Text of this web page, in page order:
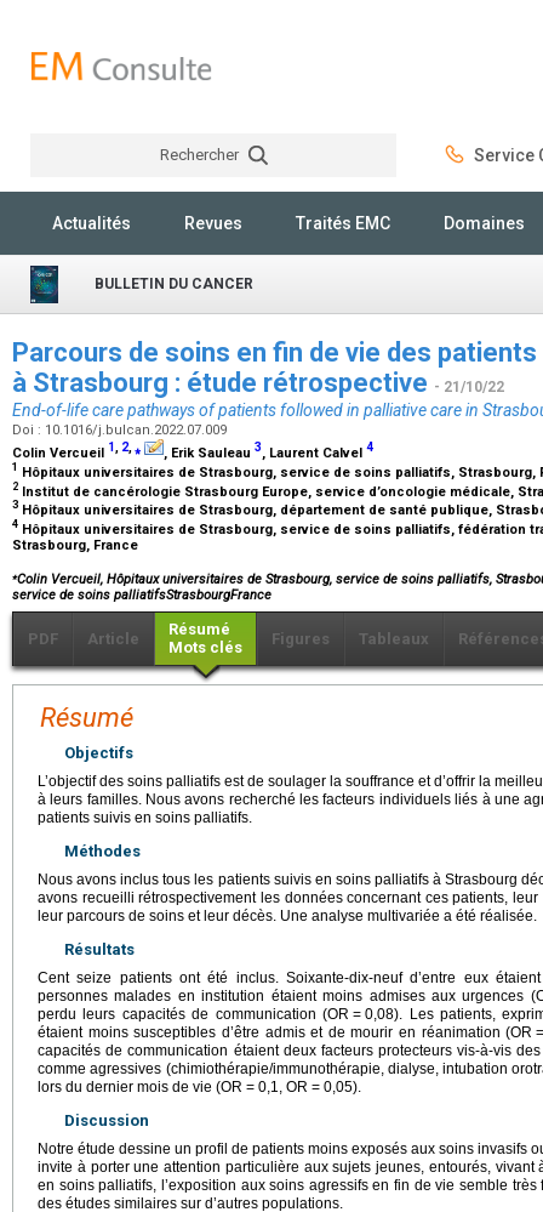
Rechercher Service
Actualités Revues Traités EMC Domaines
BULLETIN DU CANCER
Parcours de soins en fin de vie des
à Strasbourg : étude rétrospective - 21/10/22
End-of-life care pathways of patients followed in palliative care in
Doi : 10.1016/j.bulcan.2022.07.009
Colin Vercueil 1, 2,⁎ , Erik Sauleau 3, Laurent Calvel 4
1 Hôpitaux universitaires de Strasbourg, service de soins palliatifs, Strasbourg,
2 Institut de cancérologie Strasbourg Europe, service d’oncologie médicale,
3 Hôpitaux universitaires de Strasbourg, département de santé publique,
4 Hôpitaux universitaires de Strasbourg, service de soins palliatifs, fédération
Strasbourg, France
⁎Colin Vercueil, Hôpitaux universitaires de Strasbourg, service de soins palliatifs,
service de soins palliatifsStrasbourgFrance
PDF Article
Résumé
Mots clés
Figures Tableaux
Résumé
Objectifs
L’objectif des soins palliatifs est de soulager la souffrance et d’offrir la
à leurs familles. Nous avons recherché les facteurs individuels liés à une
patients suivis en soins palliatifs.
Méthodes
Nous avons inclus tous les patients suivis en soins palliatifs à Strasbourg
avons recueilli rétrospectivement les données concernant ces patients,
leur parcours de soins et leur décès. Une analyse multivariée a été réalisée.
Résultats
Cent seize patients ont été inclus. Soixante-dix-neuf d’entre eux
personnes malades en institution étaient moins admises aux urgences
perdu leurs capacités de communication (OR = 0,08). Les patients,
étaient moins susceptibles d’être admis et de mourir en réanimation (OR
capacités de communication étaient deux facteurs protecteurs vis-à-vis
comme agressives (chimiothérapie/immunothérapie, dialyse, intubation
lors du dernier mois de vie (OR = 0,1, OR = 0,05).
Discussion
Notre étude dessine un profil de patients moins exposés aux soins invasifs
invite à porter une attention particulière aux sujets jeunes, entourés,
en soins palliatifs, l’exposition aux soins agressifs en fin de vie semble
des études similaires sur d’autres populations.